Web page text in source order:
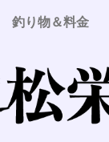
釣り物＆料金